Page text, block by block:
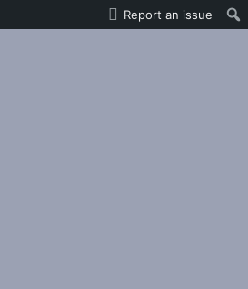
Report an issue